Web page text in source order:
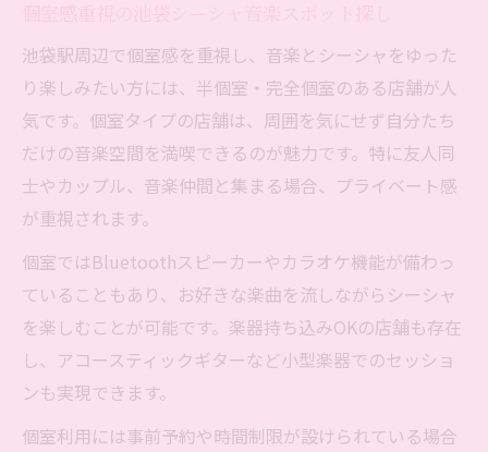
池袋駅周辺で個室感を重視し、音楽とシーシャをゆった
り楽しみたい方には、半個室・完全個室のある店舗が人
気です。個室タイプの店舗は、周囲を気にせず自分たち
だけの音楽空間を満喫できるのが魅力です。特に友人同
士やカップル、音楽仲間と集まる場合、プライベート感
が重視されます。
個室ではBluetoothスピーカーやカラオケ機能が備わっ
ていることもあり、お好きな楽曲を流しながらシーシャ
を楽しむことが可能です。楽器持ち込みOKの店舗も存在
し、アコースティックギターなど小型楽器でのセッショ
ンも実現できます。
個室利用には事前予約や時間制限が設けられている場合